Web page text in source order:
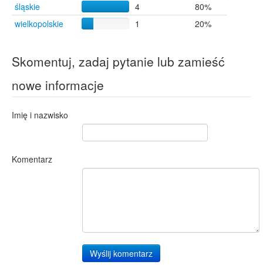
śląskie
4
80%
wielkopolskie
1 20%
Skomentuj, zadaj pytanie lub zamieść
nowe informacje
Imię i nazwisko
Komentarz
Wyślij komentarz